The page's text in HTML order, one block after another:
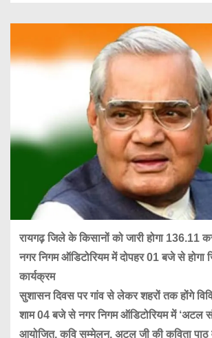
रायगढ़ जिले के किसानों को जारी होगा 136.11
नगर निगम ऑडिटोरियम में दोपहर 01 बजे से होगा
कार्यक्रम
सुशासन दिवस पर गांव से लेकर शहरों तक होंगे
शाम 04 बजे से नगर निगम ऑडिटोरियम में ‘अटल
आयोजित, कवि सम्मेलन, अटल जी की कविता पाठ